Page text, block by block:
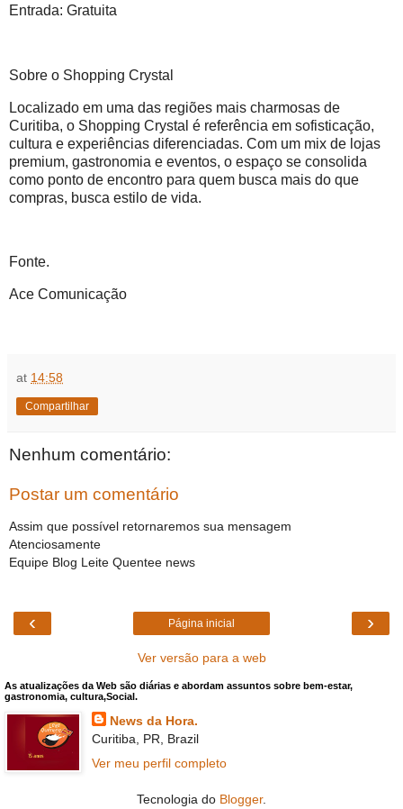
Entrada: Gratuita
Sobre o Shopping Crystal
Localizado em uma das regiões mais charmosas de
Curitiba, o Shopping Crystal é referência em sofisticação,
cultura e experiências diferenciadas. Com um mix de lojas
premium, gastronomia e eventos, o espaço se consolida
como ponto de encontro para quem busca mais do que
compras, busca estilo de vida.
Fonte.
Ace Comunicação
at 14:58
Compartilhar
Nenhum comentário:
Postar um comentário
Assim que possível retornaremos sua mensagem
Atenciosamente
Equipe Blog Leite Quentee news
‹ ›
Página inicial
Ver versão para a web
As atualizações da Web são diárias e abordam assuntos sobre bem-estar,
gastronomia, cultura,Social.
News da Hora.
Curitiba, PR, Brazil
Ver meu perfil completo
Tecnologia do Blogger.